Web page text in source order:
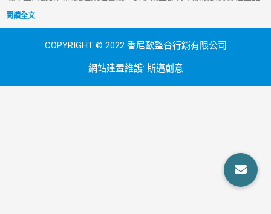
閱讀全文
COPYRIGHT © 2022 香尼歐整合行銷有限公司
網站建置維護: 斯邁創意